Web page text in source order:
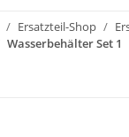
Ersatzteil-Shop
Wasserbehälter Set 1